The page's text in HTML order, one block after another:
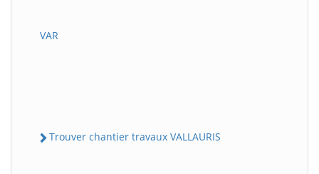
VAR
Trouver chantier travaux VALLAURIS